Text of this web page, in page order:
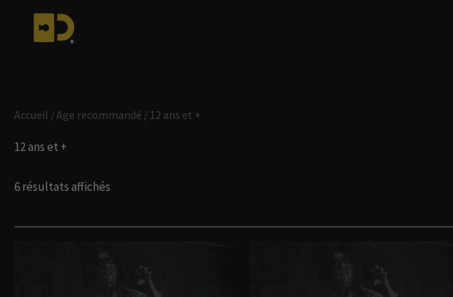
Accueil / Age recommandé / 12 ans et +
12 ans et +
6 résultats affichés